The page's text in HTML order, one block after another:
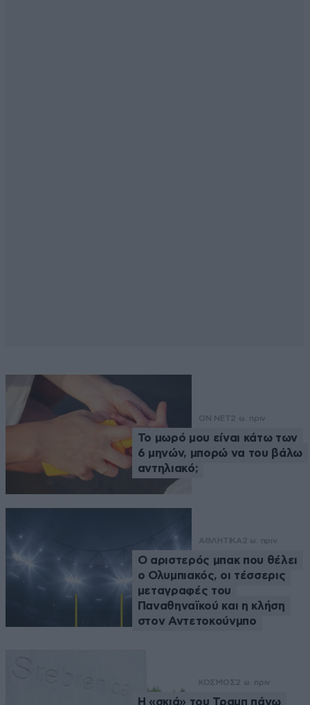
ON NET2 ω. πριν
Το μωρό μου είναι κάτω των
6 μηνών, μπορώ να του βάλω
αντηλιακό;
ΑΘΛΗΤΙΚΑ 2 ω. πριν
Ο αριστερός μπακ που θέλει
ο Ολυμπιακός, οι τέσσερις
μεταγραφές του
Παναθηναϊκού και η κλήση
στον Αντετοκούνμπο
ΚΟΣΜΟΣ2 ω. πριν
Η «σκιά» του Τραμπ πάνω